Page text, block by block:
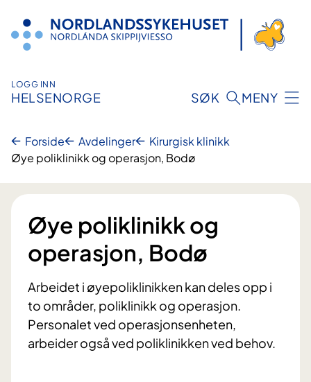
innhold
LOGG INN
HELSENORGE SØK MENY
Forside Avdelinger
Kirurgisk klinikk
Øye poliklinikk og operasjon, Bodø
Øye poliklinikk og
operasjon, Bodø
Arbeidet i øyepoliklinikken kan deles opp i
to områder, poliklinikk og operasjon.
Personalet ved operasjonsenheten,
arbeider også ved poliklinikken ved behov.